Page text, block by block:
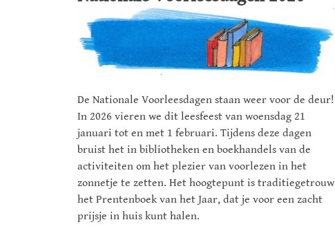
De Nationale Voorleesdagen staan weer voor de deur!
In 2026 vieren we dit leesfeest van woensdag 21
januari tot en met 1 februari. Tijdens deze dagen
bruist het in bibliotheken en boekhandels van de
activiteiten om het plezier van voorlezen in het
zonnetje te zetten. Het hoogtepunt is traditiegetrouw
het Prentenboek van het Jaar, dat je voor een zacht
prijsje in huis kunt halen.